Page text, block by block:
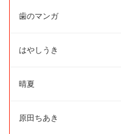
歯のマンガ
はやしうき
晴夏
原田ちあき